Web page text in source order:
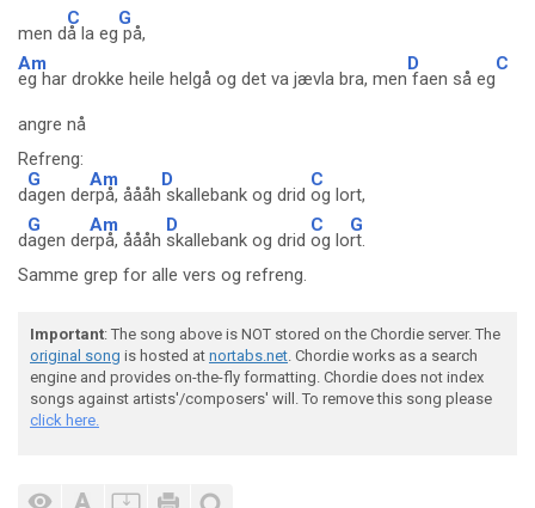
men d
C
å la eg
G
på,
Am
eg har drokke heile helgå og det va jævla bra, men
D
faen så eg
C
angre nå
Refreng:
d
G
agen de
Am
rpå, åååh
D
skallebank og drid
C
og lort,
d
G
agen de
Am
rpå, åååh
D
skallebank og drid
C
og lo
G
rt.
Samme grep for alle vers og refreng.
Important: The song above is NOT stored on the Chordie server. The
original song is hosted at nortabs.net. Chordie works as a search
engine and provides on-the-fly formatting. Chordie does not index
songs against artists'/composers' will. To remove this song please
click here.